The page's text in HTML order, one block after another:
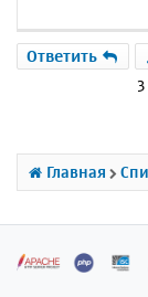
Ответить
Главная